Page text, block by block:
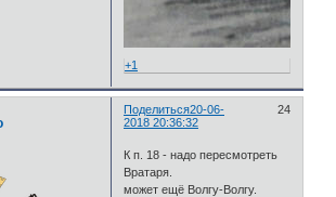
+1
Поделиться 24
20-06-
2018 20:36:32
К п. 18 - надо пересмотреть
Вратаря.
может ещё Волгу-Волгу.